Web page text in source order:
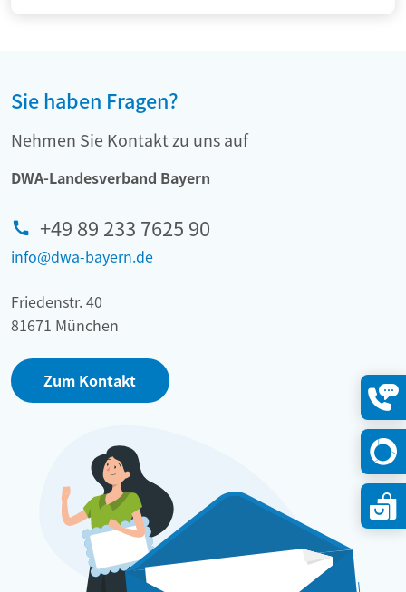
Sie haben Fragen?
Nehmen Sie Kontakt zu uns auf
DWA-Landesverband Bayern
+49 89 233 7625 90
info@dwa-bayern.de
Friedenstr. 40
81671 München
Zum Kontakt